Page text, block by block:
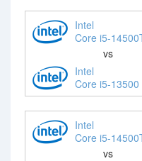
Intel
Core i5-
vs
Intel
Core i5-13500
Intel
Core i5-
vs